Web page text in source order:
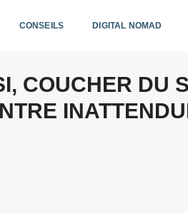
CONSEILS DIGITAL NOMAD
COUCHER DU